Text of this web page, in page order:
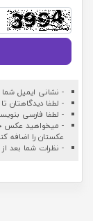
- نشانی ایمیل
- لطفا دیدگاهتان
- لطفا فارسی
- میخواهید عکس
عکستان را اضافه
- نظرات شما بعد